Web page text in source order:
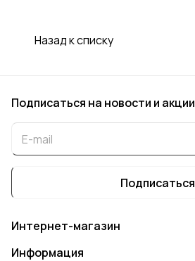
Назад к списку
Подписаться на новости и акции
Подписаться
Интернет-магазин
Информация